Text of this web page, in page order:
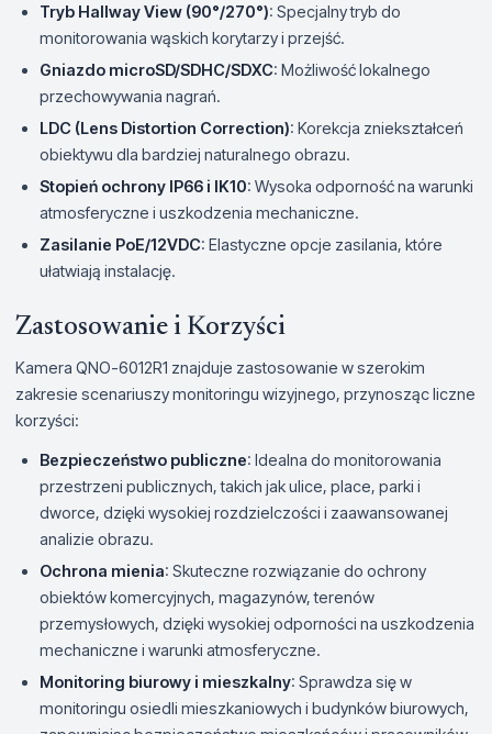
Tryb Hallway View (90°/270°): Specjalny tryb do
monitorowania wąskich korytarzy i przejść.
Gniazdo microSD/SDHC/SDXC: Możliwość lokalnego
przechowywania nagrań.
LDC (Lens Distortion Correction): Korekcja zniekształceń
obiektywu dla bardziej naturalnego obrazu.
Stopień ochrony IP66 i IK10: Wysoka odporność na warunki
atmosferyczne i uszkodzenia mechaniczne.
Zasilanie PoE/12VDC: Elastyczne opcje zasilania, które
ułatwiają instalację.
Zastosowanie i Korzyści
Kamera QNO-6012R1 znajduje zastosowanie w szerokim
zakresie scenariuszy monitoringu wizyjnego, przynosząc liczne
korzyści:
Bezpieczeństwo publiczne: Idealna do monitorowania
przestrzeni publicznych, takich jak ulice, place, parki i
dworce, dzięki wysokiej rozdzielczości i zaawansowanej
analizie obrazu.
Ochrona mienia: Skuteczne rozwiązanie do ochrony
obiektów komercyjnych, magazynów, terenów
przemysłowych, dzięki wysokiej odporności na uszkodzenia
mechaniczne i warunki atmosferyczne.
Monitoring biurowy i mieszkalny: Sprawdza się w
monitoringu osiedli mieszkaniowych i budynków biurowych,